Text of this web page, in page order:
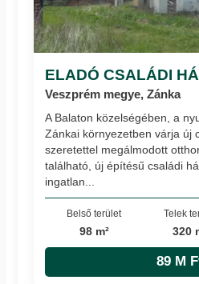
ELADÓ CSALÁDI
Veszprém megye, Zánka
A Balaton közelségében, a
Zánkai környezetben várja új
szeretettel megálmodott
található, új építésű családi
ingatlan...
Belső terület
98 m²
Telek
320
89 M